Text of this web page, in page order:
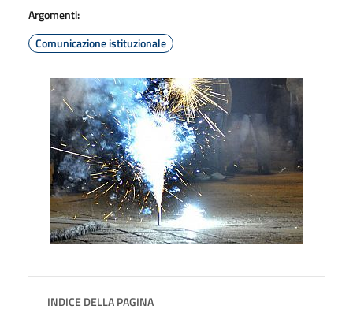
Argomenti:
Comunicazione istituzionale
INDICE DELLA PAGINA